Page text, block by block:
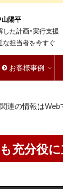
山陽平
た計画・実行支援
な担当者を今すぐ
お客様事例
連の情報は
充分役に